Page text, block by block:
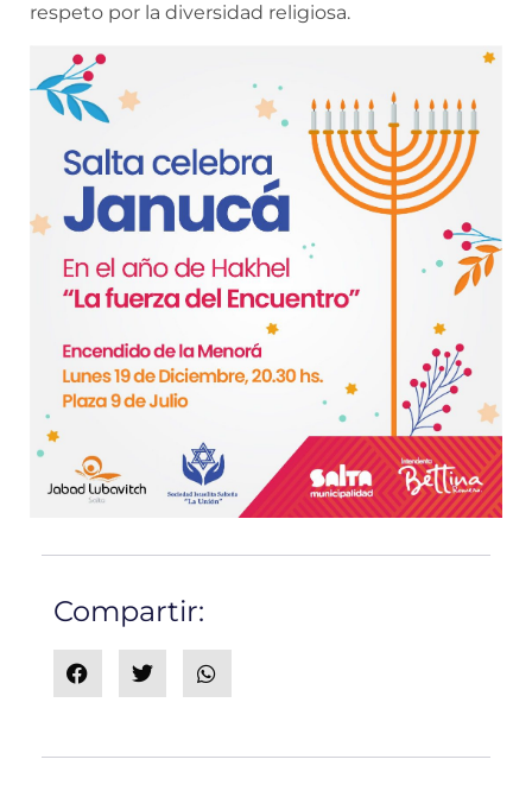
respeto por la diversidad religiosa.
Compartir: